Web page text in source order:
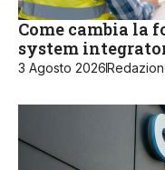
Come cambia la
system
3 Agosto 2026